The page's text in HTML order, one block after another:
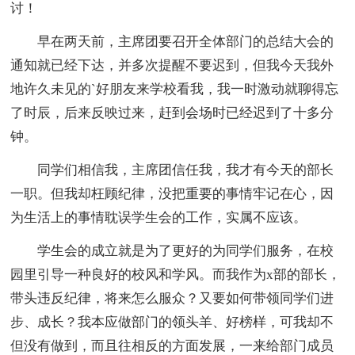
讨！
早在两天前，主席团要召开全体部门的总结大会的
通知就已经下达，并多次提醒不要迟到，但我今天我外
地许久未见的`好朋友来学校看我，我一时激动就聊得忘
了时辰，后来反映过来，赶到会场时已经迟到了十多分
钟。
同学们相信我，主席团信任我，我才有今天的部长
一职。但我却枉顾纪律，没把重要的事情牢记在心，因
为生活上的事情耽误学生会的工作，实属不应该。
学生会的成立就是为了更好的为同学们服务，在校
园里引导一种良好的校风和学风。而我作为x部的部长，
带头违反纪律，将来怎么服众？又要如何带领同学们进
步、成长？我本应做部门的领头羊、好榜样，可我却不
但没有做到，而且往相反的方面发展，一来给部门成员